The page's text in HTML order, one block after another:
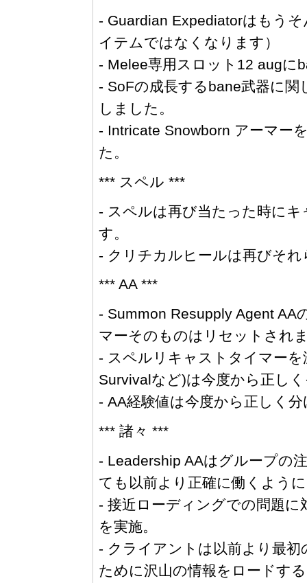
- Guardian Expediatorはもう
イテムではなくなります）
- Melee専用スロット12 augに
- SoFの成長するbane武器に
しました。
- Intricate Snowborn アーマー
た。
*** スペル ***
- スペルは再び当たった時に
す。
- クリチカルヒールは再びそ
*** AA ***
- Summon Resupply Agent
マーそのものはリセットされ
- スペルリキャストタイマー
Survivalなど)は今度から正し
- AA経験値は今度から正しく
*** 諸々 ***
- Leadership AAはグループの
ても以前より正確に働くよう
- 接近ローディングでの問題
を実施。
- クライアントは以前より最
ために沢山の情報をロードす